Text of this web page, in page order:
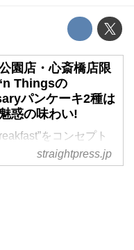
園店・心斎橋店限
Thingsの
パンケーキ2種は
惑の味わい!
をコンセプト
らず、昼でも夜でも美
リューム感のあるブレ
straightpress.jp